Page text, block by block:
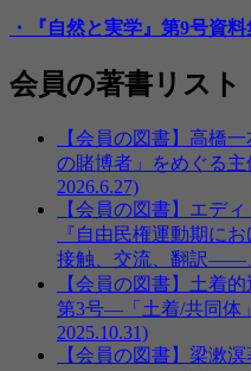
・『自然と実学』第9号資
会員の著書リスト
【会員の図書】高橋
の賭博者」をめぐる主
2026.6.27)
【会員の図書】エデ
『自由民権運動期に
接触、交流、翻訳――
【会員の図書】土着
第3号―「土着/共同体
2025.10.31)
【会員の図書】梁漱